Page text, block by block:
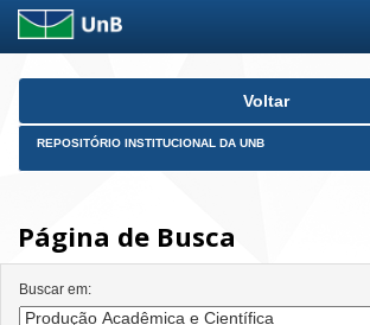
Skip
Voltar
REPOSITÓRIO INSTITUCIONAL DA UNB
Página de Busca
Buscar em: